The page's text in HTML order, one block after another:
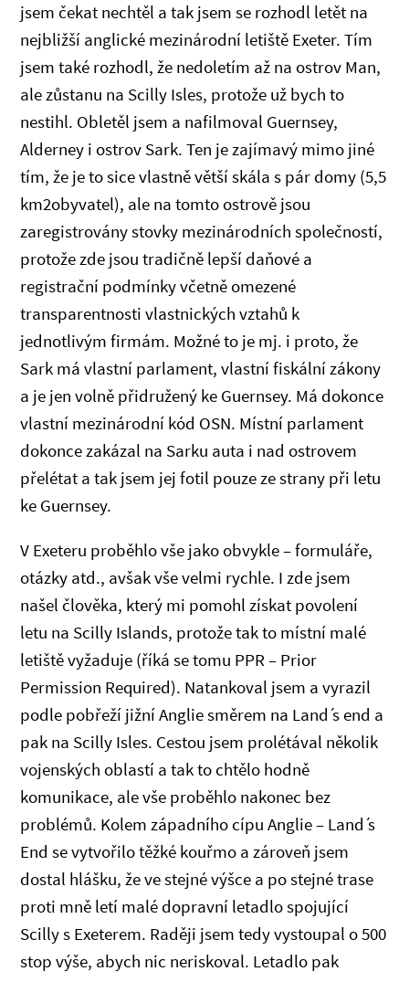
jsem čekat nechtěl a tak jsem se rozhodl letět na
nejbližší anglické mezinárodní letiště Exeter. Tím
jsem také rozhodl, že nedoletím až na ostrov Man,
ale zůstanu na Scilly Isles, protože už bych to
nestihl. Obletěl jsem a nafilmoval Guernsey,
Alderney i ostrov Sark. Ten je zajímavý mimo jiné
tím, že je to sice vlastně větší skála s pár domy (5,5
km2obyvatel), ale na tomto ostrově jsou
zaregistrovány stovky mezinárodních společností,
protože zde jsou tradičně lepší daňové a
registrační podmínky včetně omezené
transparentnosti vlastnických vztahů k
jednotlivým firmám. Možné to je mj. i proto, že
Sark má vlastní parlament, vlastní fiskální zákony
a je jen volně přidružený ke Guernsey. Má dokonce
vlastní mezinárodní kód OSN. Místní parlament
dokonce zakázal na Sarku auta i nad ostrovem
přelétat a tak jsem jej fotil pouze ze strany při letu
ke Guernsey.
V Exeteru proběhlo vše jako obvykle – formuláře,
otázky atd., avšak vše velmi rychle. I zde jsem
našel člověka, který mi pomohl získat povolení
letu na Scilly Islands, protože tak to místní malé
letiště vyžaduje (říká se tomu PPR – Prior
Permission Required). Natankoval jsem a vyrazil
podle pobřeží jižní Anglie směrem na Land ́s end a
pak na Scilly Isles. Cestou jsem prolétával několik
vojenských oblastí a tak to chtělo hodně
komunikace, ale vše proběhlo nakonec bez
problémů. Kolem západního cípu Anglie – Land ́s
End se vytvořilo těžké kouřmo a zároveň jsem
dostal hlášku, že ve stejné výšce a po stejné trase
proti mně letí malé dopravní letadlo spojující
Scilly s Exeterem. Raději jsem tedy vystoupal o 500
stop výše, abych nic neriskoval. Letadlo pak